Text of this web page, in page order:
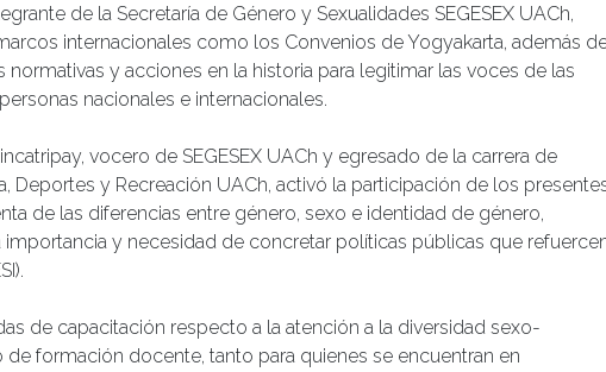
de la Secretaría de Género y Sexualidades SEGESEX UACh,
internacionales como los Convenios de Yogyakarta, además
y acciones en la historia para legitimar las voces de las
nacionales e internacionales.
vocero de SEGESEX UACh y egresado de la carrera de
Deportes y Recreación UACh, activó la participación de los
de las diferencias entre género, sexo e identidad de género,
importancia y necesidad de concretar políticas públicas que
de capacitación respecto a la atención a la diversidad sexo-
formación docente, tanto para quienes se encuentran en